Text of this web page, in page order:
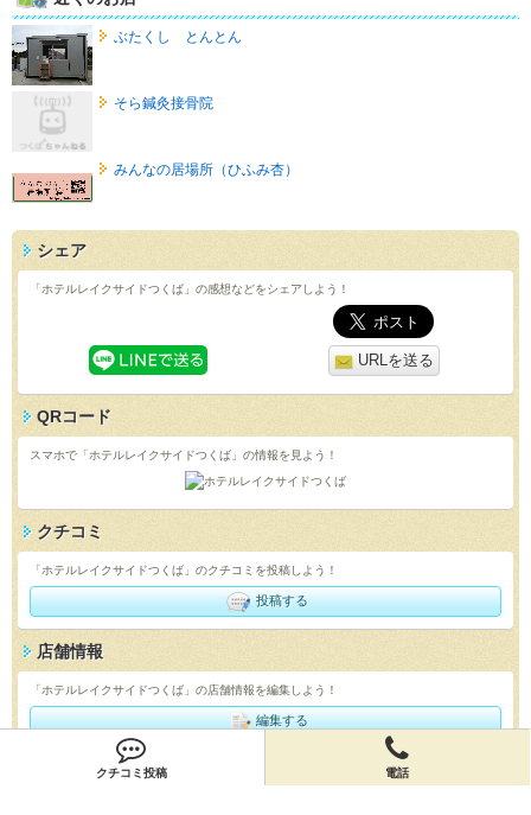
クチコミ投稿 電話
ぶたくし とんとん
そら鍼灸接骨院
みんなの居場所（ひふみ杏）
シェア
「ホテルレイクサイドつくば」の感想などをシェアしよう！
URLを送る
QRコード
スマホで「ホテルレイクサイドつくば」の情報を見よう！
クチコミ
「ホテルレイクサイドつくば」のクチコミを投稿しよう！
投稿する
店舗情報
「ホテルレイクサイドつくば」の店舗情報を編集しよう！
編集する